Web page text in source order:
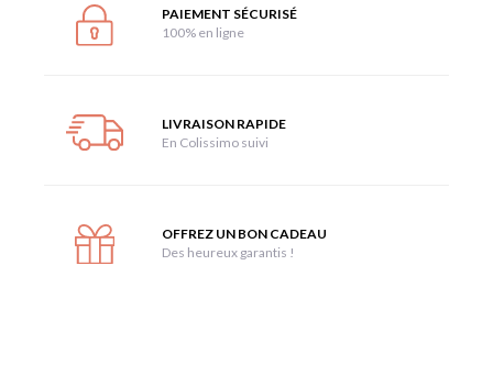
PAIEMENT SÉCURISÉ
100% en ligne
LIVRAISON RAPIDE
En Colissimo suivi
OFFREZ UN BON CADEAU
Des heureux garantis !